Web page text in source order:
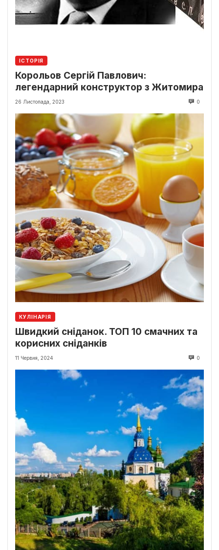
ІСТОРІЯ
Корольов Сергій Павлович:
легендарний конструктор з Житомира
26 Листопада, 2023 0
КУЛІНАРІЯ
Швидкий сніданок. ТОП 10 смачних та
корисних сніданків
11 Червня, 2024 0